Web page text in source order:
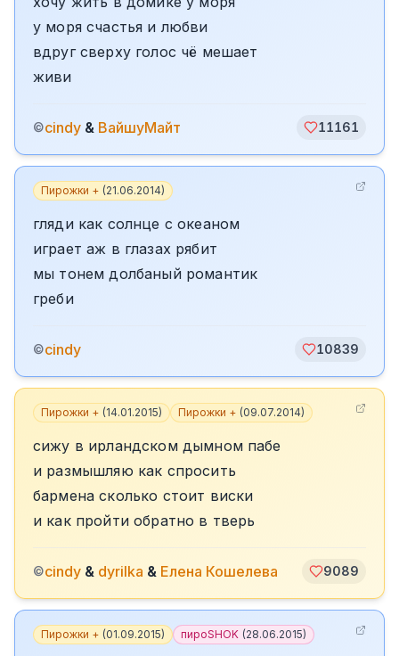
у моря счастья и любви
вдруг сверху голос чё мешает
живи
©cindy & ВайшуМайт 11161
Пирожки + (21.06.2014)
гляди как солнце с океаном
играет аж в глазах рябит
мы тонем долбаный романтик
греби
©cindy 10839
Пирожки + (14.01.2015) Пирожки + (09.07.2014)
сижу в ирландском дымном пабе
и размышляю как спросить
бармена сколько стоит виски
и как пройти обратно в тверь
©cindy & dyrilka & Елена Кошелева 9089
Пирожки + (01.09.2015) пироSHOK (28.06.2015)